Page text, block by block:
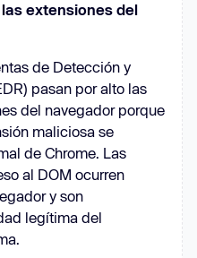
extensiones del
de Detección y
pasan por alto las
del navegador porque
maliciosa se
de Chrome. Las
al DOM ocurren
y son
legítima del